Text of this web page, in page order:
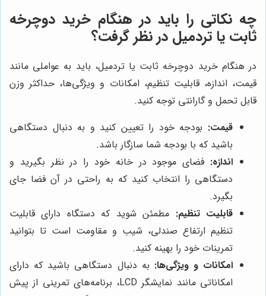
چه نکاتی را باید در هنگام خرید دوچرخه
ثابت یا تردمیل در نظر گرفت؟
در هنگام خرید دوچرخه ثابت یا تردمیل، باید به عواملی مانند
قیمت، اندازه، قابلیت تنظیم، امکانات و ویژگی‌ها، حداکثر وزن
قابل تحمل و گارانتی توجه کنید.
قیمت: بودجه خود را تعیین کنید و به دنبال دستگاهی
باشید که با بودجه شما سازگار باشد.
اندازه: فضای موجود در خانه خود را در نظر بگیرید و
دستگاهی را انتخاب کنید که به راحتی در آن فضا جای
بگیرد.
قابلیت تنظیم: مطمئن شوید که دستگاه دارای قابلیت
تنظیم ارتفاع صندلی، شیب و مقاومت است تا بتوانید
تمرینات خود را بهینه کنید.
امکانات و ویژگی‌ها: به دنبال دستگاهی باشید که دارای
امکاناتی مانند نمایشگر LCD، برنامه‌های تمرینی از پیش